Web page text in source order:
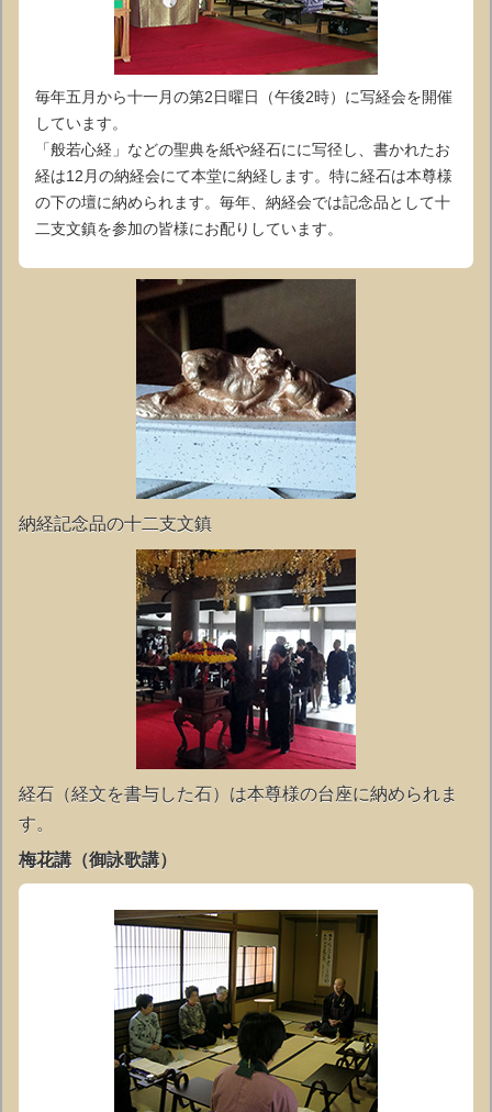
毎年五月から十一月の第2日曜日（午後2時）に写経会を開催
しています。
「般若心経」などの聖典を紙や経石にに写径し、書かれたお
経は12月の納経会にて本堂に納経します。特に経石は本尊様
の下の壇に納められます。毎年、納経会では記念品として十
二支文鎮を参加の皆様にお配りしています。
納経記念品の十二支文鎮
経石（経文を書与した石）は本尊様の台座に納められま
す。
梅花講（御詠歌講）